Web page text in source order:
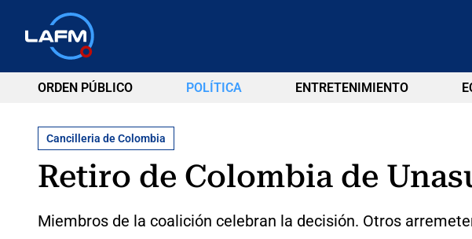
ORDEN PÚBLICO POLÍTICA ENTRETENIMIENTO
Cancilleria de Colombia
Retiro de Colombia de
Miembros de la coalición celebran la decisión. Otros